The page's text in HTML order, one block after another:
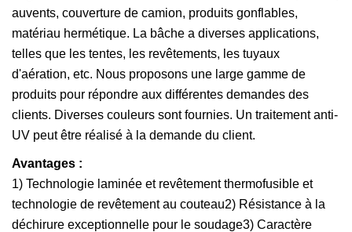
auvents, couverture de camion, produits gonflables,
matériau hermétique. La bâche a diverses applications,
telles que les tentes, les revêtements, les tuyaux
d'aération, etc. Nous proposons une large gamme de
produits pour répondre aux différentes demandes des
clients. Diverses couleurs sont fournies. Un traitement anti-
UV peut être réalisé à la demande du client.
Avantages :
1) Technologie laminée et revêtement thermofusible et
technologie de revêtement au couteau2) Résistance à la
déchirure exceptionnelle pour le soudage3) Caractère